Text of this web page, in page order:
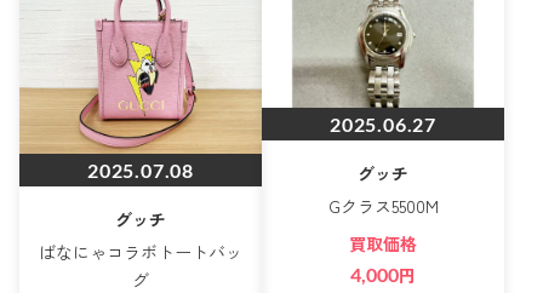
2025.07.08
グッチ
ばなにゃコラボトートバッ
グ
2025.06.27
グッチ
Gクラス5500M
買取価格
4,000円